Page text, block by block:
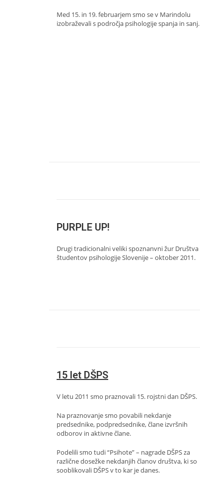
Med 15. in 19. februarjem smo se v Marindolu
izobraževali s področja psihologije spanja in sanj.
PURPLE UP!
Drugi tradicionalni veliki spoznanvni žur Društva
študentov psihologije Slovenije – oktober 2011.
15 let DŠPS
V letu 2011 smo praznovali 15. rojstni dan DŠPS.
Na praznovanje smo povabili nekdanje
predsednike, podpredsednike, člane izvršnih
odborov in aktivne člane.
Podelili smo tudi “Psihote” – nagrade DŠPS za
različne dosežke nekdanjih članov društva, ki so
sooblikovali DŠPS v to kar je danes.